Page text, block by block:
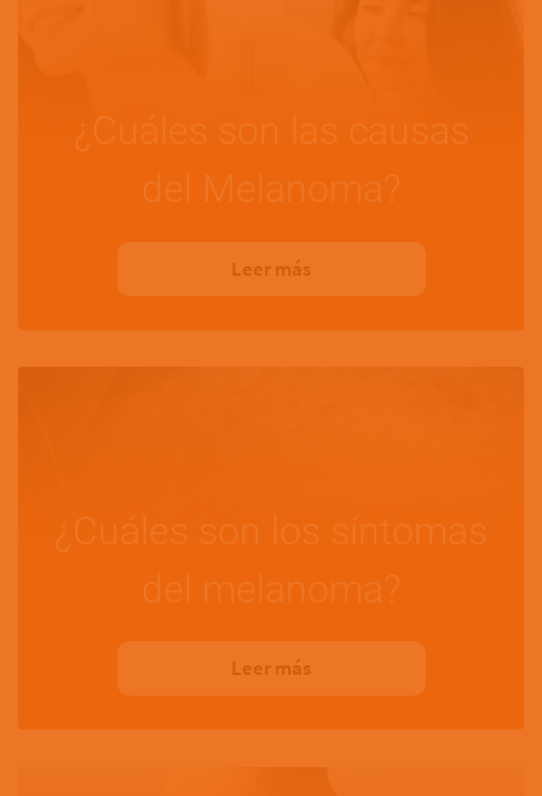
¿Cuáles son las causas
del Melanoma?
Leer más
¿Cuáles son los síntomas
del melanoma?
Leer más